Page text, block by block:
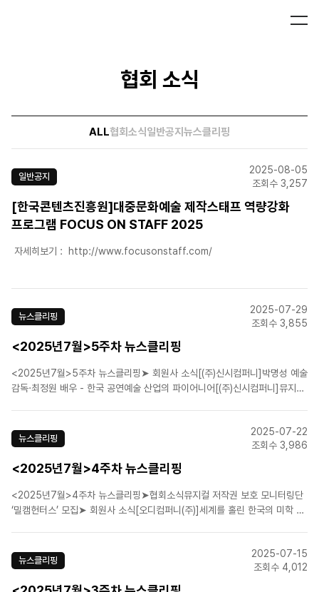
협회 소식
ALL협회소식일반공지 뉴스클리핑
일반공지
2025-08-05
조회수 3,257
[한국콘텐츠진흥원]대중문화예술 제작스태프 역량강화
프로그램 FOCUS ON STAFF 2025
자세히보기 : http://www.focusonstaff.com/
뉴스클리핑
2025-07-29
조회수 3,855
<2025년7월>5주차 뉴스클리핑
<2025년7월>5주차 뉴스클리핑➤ 회원사 소식[(주)신시컴퍼니]박명성 예술
감독·최정원 배우 - 한국 공연예술 산업의 파이어니어[(주)신시컴퍼니]뮤지컬
25일 개막[라이브(주)]뮤지컬..
뉴스클리핑
2025-07-22
조회수 3,986
<2025년7월>4주차 뉴스클리핑
<2025년7월>4주차 뉴스클리핑➤협회소식뮤지컬 저작권 보호 모니터링단
‘밀캠헌터스’ 모집➤ 회원사 소식[오디컴퍼니(주)]세계를 홀린 한국의 미학 …
센터 대극장서[㈜이엠케이뮤지컬컴퍼니]팬텀·엘..
뉴스클리핑
2025-07-15
조회수 4,012